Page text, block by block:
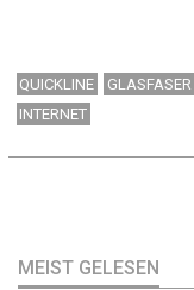
QUICKLINE GLASFASER
INTERNET
MEIST GELESEN